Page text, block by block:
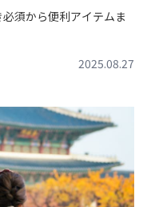
須から便利アイテムま
2025.08.27